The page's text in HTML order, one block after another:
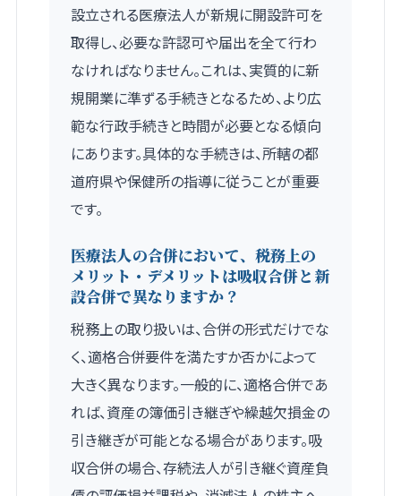
設立される医療法人が新規に開設許可を
取得し、必要な許認可や届出を全て行わ
なければなりません。これは、実質的に新
規開業に準ずる手続きとなるため、より広
範な行政手続きと時間が必要となる傾向
にあります。具体的な手続きは、所轄の都
道府県や保健所の指導に従うことが重要
です。
医療法人の合併において、税務上の
メリット・デメリットは吸収合併と新
設合併で異なりますか？
税務上の取り扱いは、合併の形式だけでな
く、適格合併要件を満たすか否かによって
大きく異なります。一般的に、適格合併であ
れば、資産の簿価引き継ぎや繰越欠損金の
引き継ぎが可能となる場合があります。吸
収合併の場合、存続法人が引き継ぐ資産負